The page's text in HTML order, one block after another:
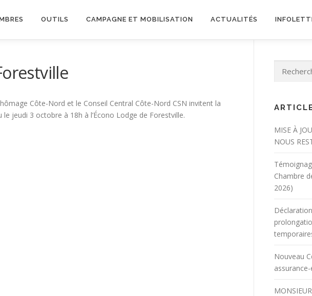
OUTILS CAMPAGNE ET MOBILISATION ACTUALITÉS
Côte-Nord et le Conseil Central Côte-Nord CSN invitent la
jeudi 3 octobre à 18h à l’Écono Lodge de Forestville.
Rechercher :
MISE À
NOUS
Chambre
2026)
Nouveau